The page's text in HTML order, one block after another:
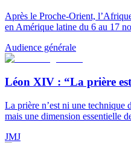
Après le Proche-Orient,
en Amérique latine du 6 au 17
Audience générale
Léon XIV : “La prière est
La prière n’est ni une
mais une dimension essentielle
JMJ